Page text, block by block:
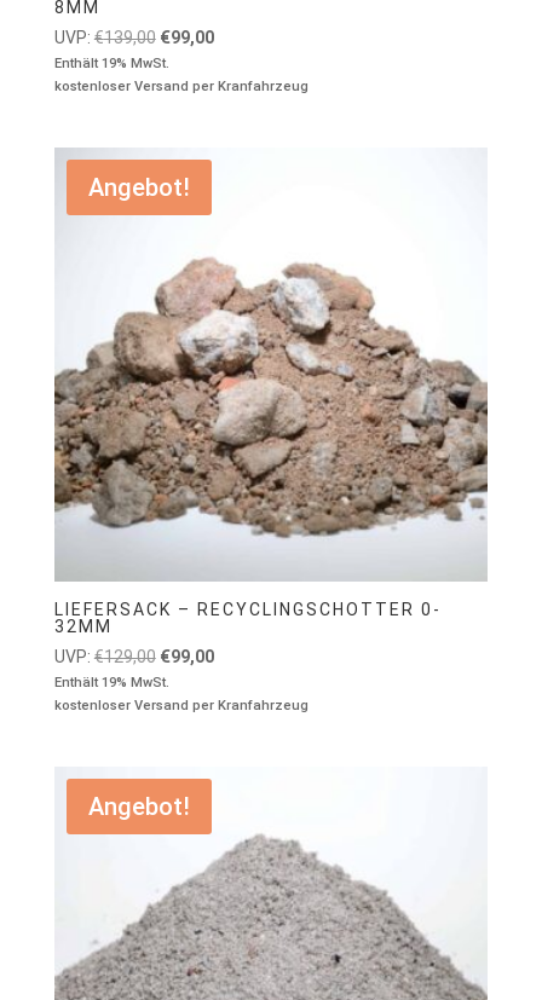
8MM
UVP: €139,00 Ursprünglicher
Preis
war:
€99,00Aktueller
ist:
Enthält 19% MwSt.
kostenloser Versand per Kranfahrzeug
Angebot!
LIEFERSACK – RECYCLINGSCHOTTER 0-
32MM
UVP: €129,00 Ursprünglicher
Preis
war:
€99,00Aktueller
ist:
Enthält 19% MwSt.
kostenloser Versand per Kranfahrzeug
Angebot!